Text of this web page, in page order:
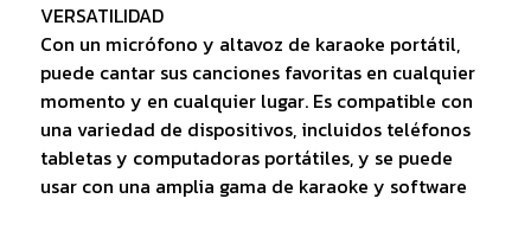
VERSATILIDAD
Con un micrófono y altavoz de karaoke portátil,
puede cantar sus canciones favoritas en cualquier
momento y en cualquier lugar. Es compatible con
una variedad de dispositivos, incluidos teléfonos
tabletas y computadoras portátiles, y se puede
usar con una amplia gama de karaoke y software